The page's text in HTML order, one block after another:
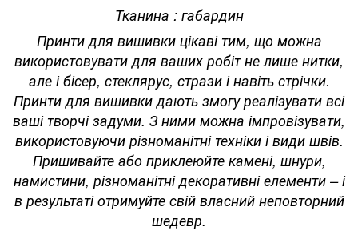
Тканина : габардин
Принти для вишивки цікаві тим, що можна
використовувати для ваших робіт не лише нитки,
але і бісер, стеклярус, стрази і навіть стрічки.
Принти для вишивки дають змогу реалізувати всі
ваші творчі задуми. З ними можна імпровізувати,
використовуючи різноманітні техніки і види швів.
Пришивайте або приклеюйте камені, шнури,
намистини, різноманітні декоративні елементи – і
в результаті отримуйте свій власний неповторний
шедевр.